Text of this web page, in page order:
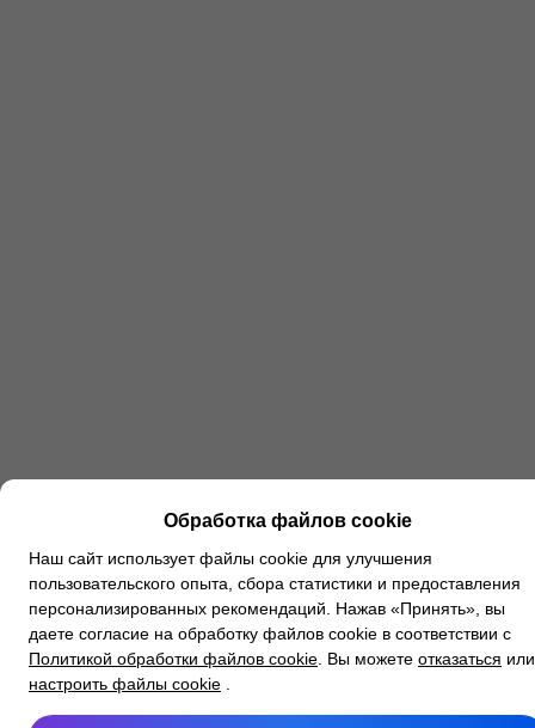
Обработка файлов cookie
Наш сайт использует файлы cookie для улучшения
пользовательского опыта, сбора статистики и предоставления
персонализированных рекомендаций. Нажав «Принять», вы
даете согласие на обработку файлов cookie в соответствии с
Политикой обработки файлов cookie . Вы можете отказаться или
настроить файлы cookie